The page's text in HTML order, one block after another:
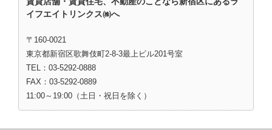
イフエイトリンクス㈱へ
〒160-0021
東京都新宿区歌舞伎町2-8-3最上ビル201号室
TEL：03-5292-0888
FAX：03-5292-0889
11:00～19:00（土日・祝日を除く）